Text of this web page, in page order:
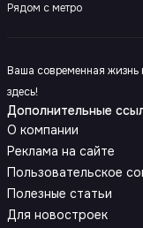
Рядом с метро
Ваша современная жизнь
здесь!
Дополнительные
О компании
Реклама на сайте
Пользовательское
Полезные статьи
Для новостроек